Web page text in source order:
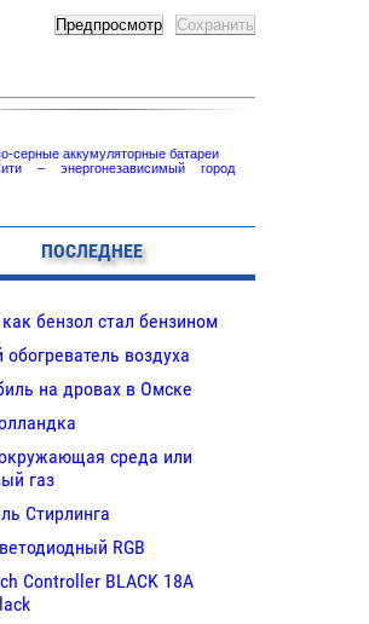
серные аккумуляторные батареи
– энергонезависимый город
ПОСЛЕДНЕЕ
бензол стал бензином
обогреватель воздуха
на дровах в Омске
среда или
газ
Стирлинга
RGB
Controller BLACK 18A